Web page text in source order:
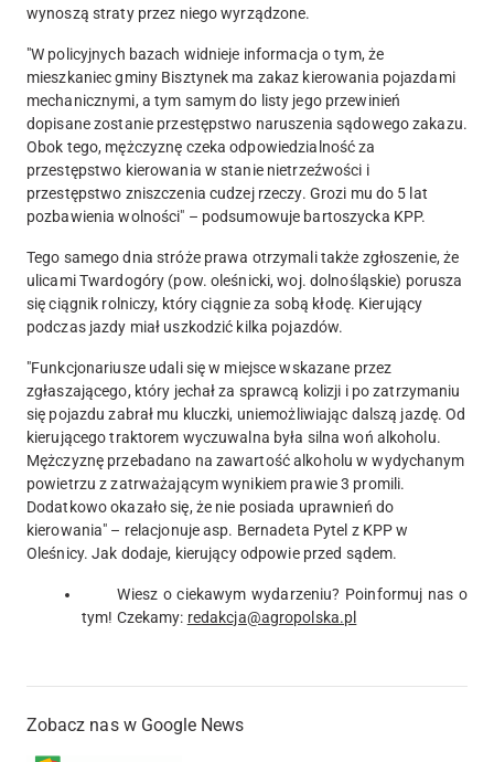
wynoszą straty przez niego wyrządzone.
"W policyjnych bazach widnieje informacja o tym, że
mieszkaniec gminy Bisztynek ma zakaz kierowania pojazdami
mechanicznymi, a tym samym do listy jego przewinień
dopisane zostanie przestępstwo naruszenia sądowego zakazu.
Obok tego, mężczyznę czeka odpowiedzialność za
przestępstwo kierowania w stanie nietrzeźwości i
przestępstwo zniszczenia cudzej rzeczy. Grozi mu do 5 lat
pozbawienia wolności" – podsumowuje bartoszycka KPP.
Tego samego dnia stróże prawa otrzymali także zgłoszenie, że
ulicami Twardogóry (pow. oleśnicki, woj. dolnośląskie) porusza
się ciągnik rolniczy, który ciągnie za sobą kłodę. Kierujący
podczas jazdy miał uszkodzić kilka pojazdów.
"Funkcjonariusze udali się w miejsce wskazane przez
zgłaszającego, który jechał za sprawcą kolizji i po zatrzymaniu
się pojazdu zabrał mu kluczki, uniemożliwiając dalszą jazdę. Od
kierującego traktorem wyczuwalna była silna woń alkoholu.
Mężczyznę przebadano na zawartość alkoholu w wydychanym
powietrzu z zatrważającym wynikiem prawie 3 promili.
Dodatkowo okazało się, że nie posiada uprawnień do
kierowania" – relacjonuje asp. Bernadeta Pytel z KPP w
Oleśnicy. Jak dodaje, kierujący odpowie przed sądem.
Wiesz o ciekawym wydarzeniu? Poinformuj nas o
tym! Czekamy: redakcja@agropolska.pl
Zobacz nas w Google News